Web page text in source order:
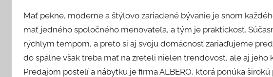
Mať pekne, moderne a štýlovo zariadené bývanie je snom
mať jedného spoločného menovateľa, a tým je praktickosť.
rýchlym tempom, a preto si aj svoju domácnosť zariaďujeme
do spálne však treba mať na zreteli nielen trendovosť, ale aj jeho
Predajom postelí a nábytku je firma ALBERO, ktorá ponúka